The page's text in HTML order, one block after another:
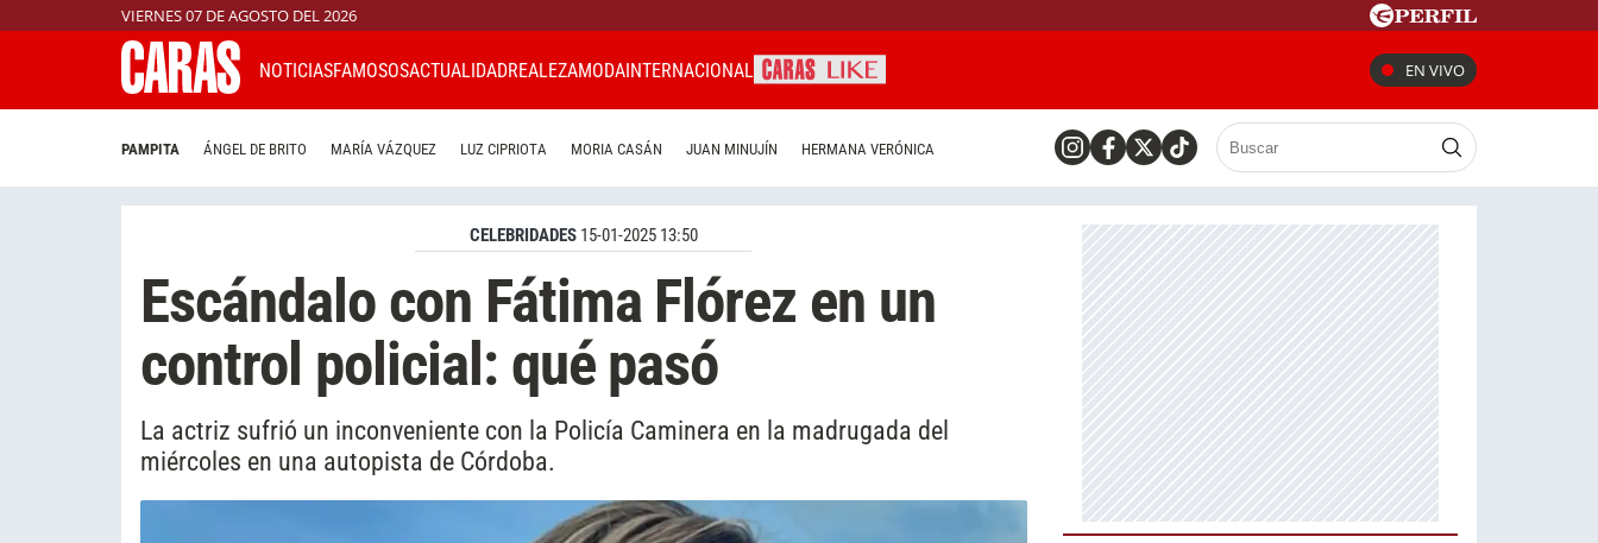
VIERNES 07 DE AGOSTO DEL 2026
NOTICIASFAMOSOSACTUALIDADREALEZAMODAINTERNACIONAL EN VIVO
PAMPITA ÁNGEL DE BRITO MARÍA VÁZQUEZ LUZ CIPRIOTA MORIA CASÁN JUAN MINUJÍN HERMANA VERÓNICA
CELEBRIDADES 15-01-2025 13:50
Escándalo con Fátima Flórez en un
control policial: qué pasó
La actriz sufrió un inconveniente con la Policía Caminera en la madrugada del
miércoles en una autopista de Córdoba.